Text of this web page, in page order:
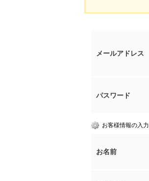
メールアドレス
パスワード
お客様情報の入力
お名前